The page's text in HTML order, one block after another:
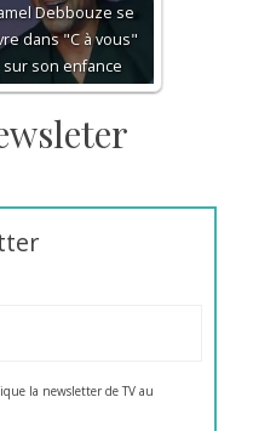
Debbouze se
dans "C à vous"
sur son enfance
la newsletter de TV au